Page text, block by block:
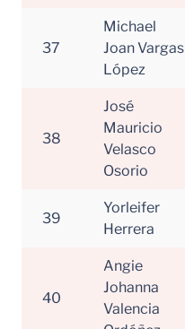
37
Michael
Joan Vargas
López
38
José
Mauricio
Velasco
Osorio
39
Yorleifer
Herrera
40
Angie
Johanna
Valencia